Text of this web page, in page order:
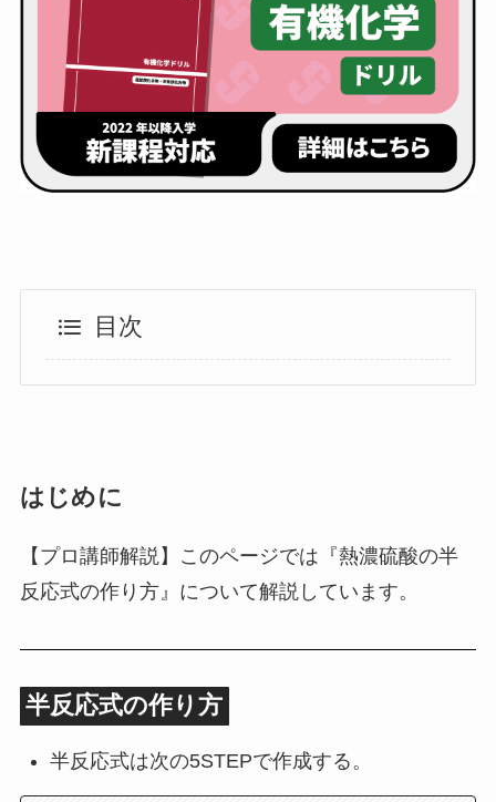
目次
はじめに
【プロ講師解説】このページでは『熱濃硫酸の半
反応式の作り方』について解説しています。
半反応式の作り方
半反応式は次の5STEPで作成する。